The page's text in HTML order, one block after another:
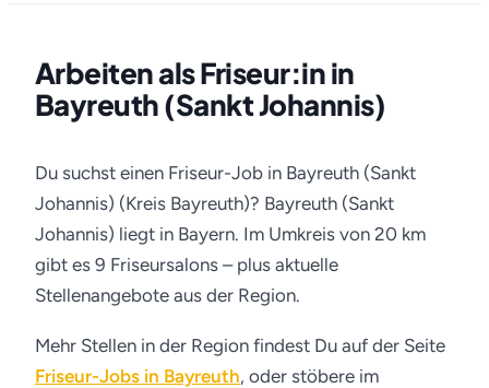
Arbeiten als Friseur:in in
Bayreuth (Sankt Johannis)
Du suchst einen Friseur-Job in Bayreuth (Sankt
Johannis) (Kreis Bayreuth)? Bayreuth (Sankt
Johannis) liegt in Bayern. Im Umkreis von 20 km
gibt es 9 Friseursalons – plus aktuelle
Stellenangebote aus der Region.
Mehr Stellen in der Region findest Du auf der Seite
Friseur-Jobs in Bayreuth, oder stöbere im